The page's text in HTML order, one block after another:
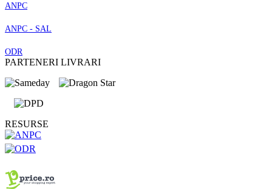
ANPC
ANPC - SAL
ODR
PARTENERI LIVRARI
RESURSE